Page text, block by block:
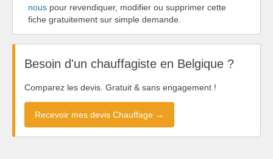
nous pour revendiquer, modifier ou supprimer cette
fiche gratuitement sur simple demande.
Besoin d'un chauffagiste en Belgique ?
Comparez les devis. Gratuit & sans engagement !
Recevoir mes devis Chauffage →